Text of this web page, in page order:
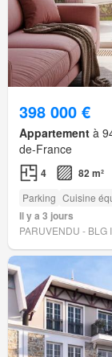
398 000 €
Appartement à
de-France
4 82 m²
Parking Cuisine
Il y a 3 jours
PARUVENDU - BLG